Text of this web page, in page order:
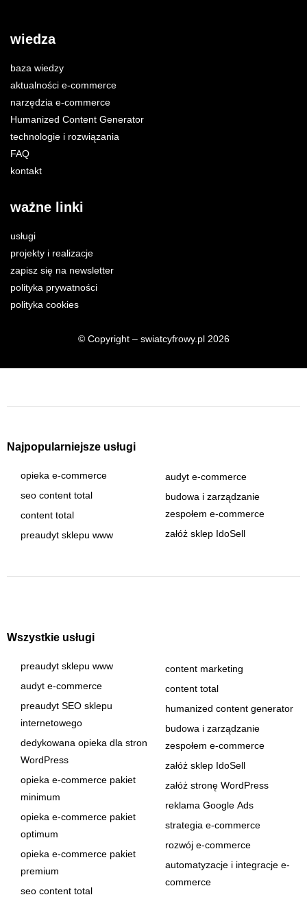
wiedza
baza wiedzy
aktualności e-commerce
narzędzia e-commerce
Humanized Content Generator
technologie i rozwiązania
FAQ
kontakt
ważne linki
usługi
projekty i realizacje
zapisz się na newsletter
polityka prywatności
polityka cookies
© Copyright – swiatcyfrowy.pl 2026
Najpopularniejsze usługi
opieka e-commerce
seo content total
content total
preaudyt sklepu www
audyt e-commerce
budowa i zarządzanie
zespołem e-commerce
załóż sklep IdoSell
Wszystkie usługi
preaudyt sklepu www
audyt e-commerce
preaudyt SEO sklepu
internetowego
dedykowana opieka dla stron
WordPress
opieka e-commerce pakiet
minimum
opieka e-commerce pakiet
optimum
opieka e-commerce pakiet
premium
seo content total
content marketing
content total
humanized content generator
budowa i zarządzanie
zespołem e-commerce
załóż sklep IdoSell
załóż stronę WordPress
reklama Google Ads
strategia e-commerce
rozwój e-commerce
automatyzacje i integracje e-
commerce